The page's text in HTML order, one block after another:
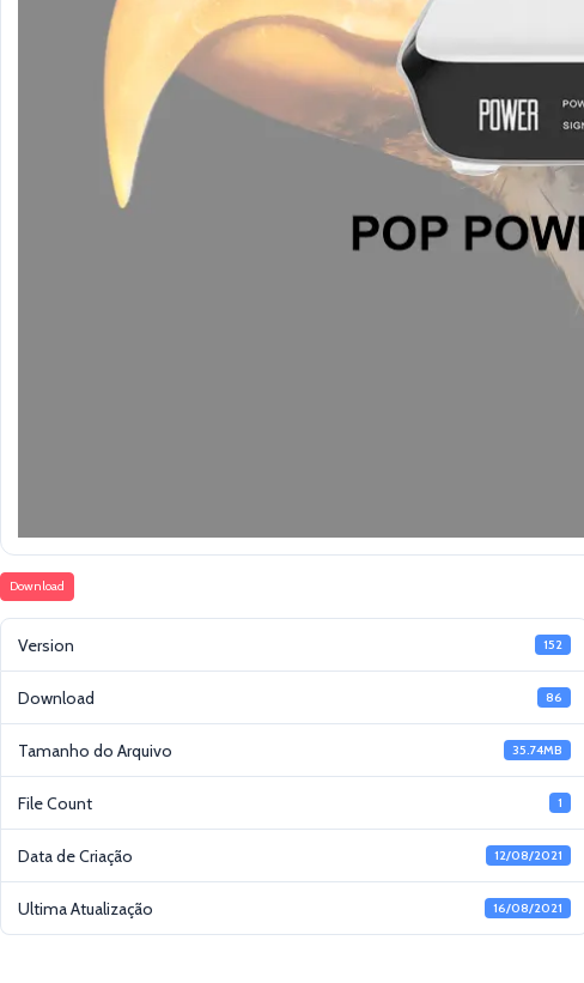
Download
Version 152
Download 86
Tamanho do Arquivo 35.74MB
File Count 1
Data de Criação 12/08/2021
Ultima Atualização 16/08/2021